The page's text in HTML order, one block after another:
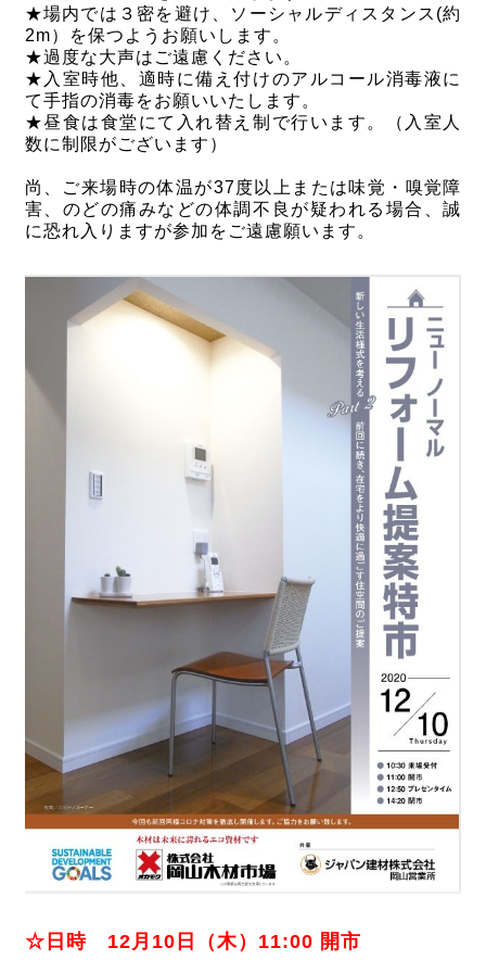
★場内では３密を避け、ソーシャルディスタンス(約
2m）を保つようお願いします。
★過度な大声はご遠慮ください。
★入室時他、適時に備え付けのアルコール消毒液に
て手指の消毒をお願いいたします。
★昼食は食堂にて入れ替え制で行います。（入室人
数に制限がございます）
尚、ご来場時の体温が37度以上または味覚・嗅覚障
害、のどの痛みなどの体調不良が疑われる場合、誠
に恐れ入りますが参加をご遠慮願います。
☆日時 12月10日（木）11:00 開市